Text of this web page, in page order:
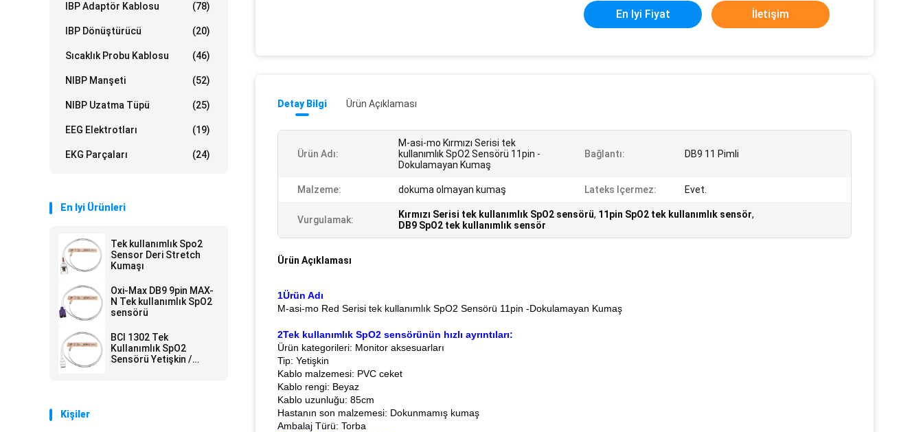
IBP Adaptör Kablosu (78)
IBP Dönüştürücü (20)
Sıcaklık Probu Kablosu (46)
NIBP Manşeti (52)
NIBP Uzatma Tüpü (25)
EEG Elektrotları (19)
EKG Parçaları (24)
En Iyi Ürünleri
Tek kullanımlık Spo2
Sensor Deri Stretch
Kumaşı
Oxi-Max DB9 9pin MAX-
N Tek kullanımlık SpO2
sensörü
BCI 1302 Tek
Kullanımlık SpO2
Sensörü Yetişkin /
Kişiler
En Iyi Fiyat İletişim
Detay Bilgi Ürün Açıklaması
Ürün Adı:
M-asi-mo Kırmızı Serisi tek
kullanımlık SpO2 Sensörü 11pin -
Dokulamayan Kumaş
Bağlantı: DB9 11 Pimli
Malzeme: dokuma olmayan kumaş Lateks Içermez: Evet.
Vurgulamak: Kırmızı Serisi tek kullanımlık SpO2 sensörü, 11pin SpO2 tek kullanımlık sensör,
DB9 SpO2 tek kullanımlık sensör
Ürün Açıklaması
1Ürün Adı
M-asi-mo Red Serisi tek kullanımlık SpO2 Sensörü 11pin -Dokulamayan Kumaş
2Tek kullanımlık SpO2 sensörünün hızlı ayrıntıları:
Ürün kategorileri: Monitor aksesuarları
Tip: Yetişkin
Kablo malzemesi: PVC ceket
Kablo rengi: Beyaz
Kablo uzunluğu: 85cm
Hastanın son malzemesi: Dokunmamış kumaş
Ambalaj Türü: Torba